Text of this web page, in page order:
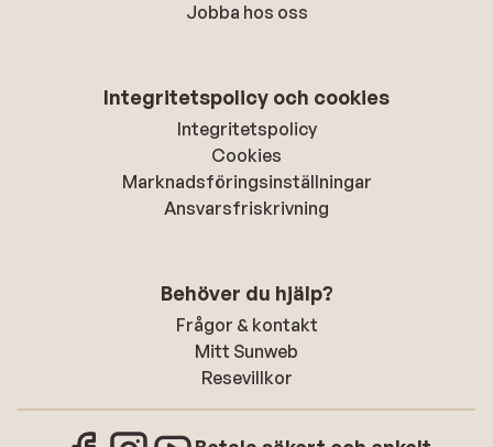
Jobba hos oss
Integritetspolicy och cookies
Integritetspolicy
Cookies
Marknadsföringsinställningar
Ansvarsfriskrivning
Behöver du hjälp?
Frågor & kontakt
Mitt Sunweb
Resevillkor